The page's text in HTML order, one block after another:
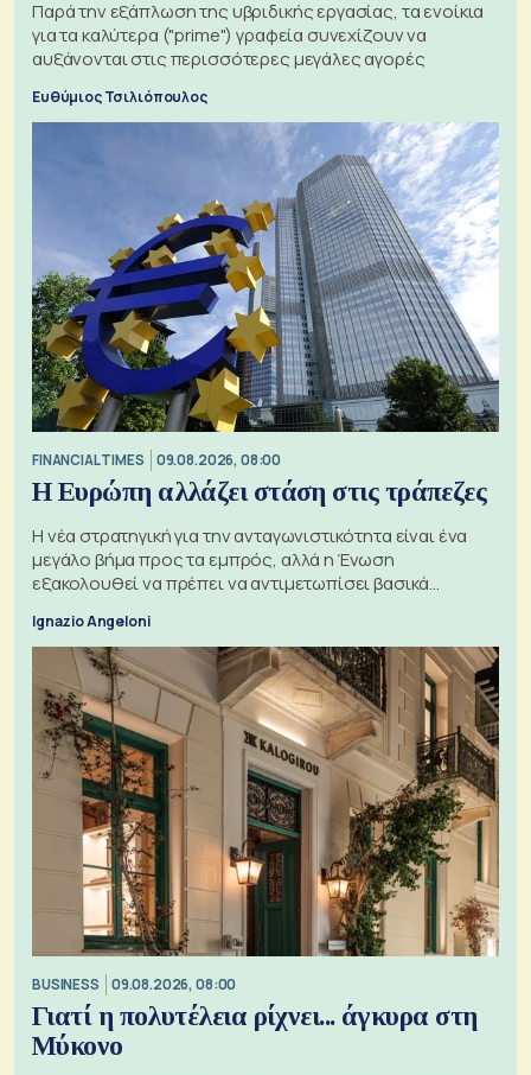
Παρά την εξάπλωση της υβριδικής εργασίας, τα ενοίκια
για τα καλύτερα ("prime") γραφεία συνεχίζουν να
αυξάνονται στις περισσότερες μεγάλες αγορές
Ευθύμιος Τσιλιόπουλος
FINANCIAL TIMES 09.08.2026, 08:00
Η Ευρώπη αλλάζει στάση στις τράπεζες
Η νέα στρατηγική για την ανταγωνιστικότητα είναι ένα
μεγάλο βήμα προς τα εμπρός, αλλά η Ένωση
εξακολουθεί να πρέπει να αντιμετωπίσει βασικά
Ignazio Angeloni
BUSINESS 09.08.2026, 08:00
Γιατί η πολυτέλεια ρίχνει... άγκυρα στη
Μύκονο